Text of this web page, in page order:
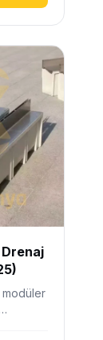
Drenaj
modüler